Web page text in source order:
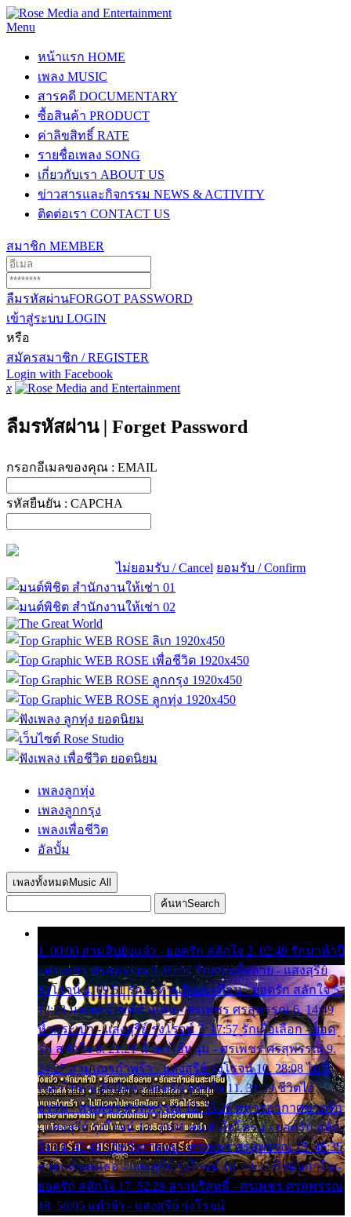
Menu
หน้าแรก HOME
เพลง MUSIC
สารคดี DOCUMENTARY
ซื้อสินค้า PRODUCT
ค่าลิขสิทธิ์ RATE
รายชื่อเพลง SONG
เกี่ยวกับเรา ABOUT US
ข่าวสารและกิจกรรม NEWS & ACTIVITY
ติดต่อเรา CONTACT US
สมาชิก MEMBER
ลืมรหัสผ่านFORGOT PASSWORD
เข้าสู่ระบบ LOGIN
หรือ
สมัครสมาชิก / REGISTER
Login with Facebook
x
ลืมรหัสผ่าน | Forget Password
กรอกอีเมลของคุณ : EMAIL
รหัสยืนยัน : CAPCHA
ไม่ยอมรับ / Cancel ยอมรับ / Confirm
เพลงลูกทุ่ง
เพลงลูกกรุง
เพลงเพื่อชีวิต
อัลบั้ม
เพลงทั้งหมด Music All
ค้นหาSearch
1. 00:00 สามสิบยังแจ๋ว - ยอดรัก สลักใจ 2. 02:49 รักมาห้าปี
- ศรเพชร ศรสุพรรณ 3. 05:57 รักสาวเสื้อลาย - แสงสุรีย์
รุ่งโรจน์ 4. 09:51 รักสะท้านดินสะเทือน - ยอดรัก สลักใจ 5.
12:23 มอเตอร์ไซค์ทำหล่น - ศรเพชร ศรสุพรรณ 6. 14:49
หิ้วกระเป๋า - แสงสุรีย์ รุ่งโรจน์ 7. 17:57 รักเผื่อเลือก - ยอด
รัก สลักใจ 8. 21:21 น้ำตาไอ้หนุ่ม - ศรเพชร ศรสุพรรณ 9.
24:27 สามเณรกำพร้า - แสงสุรีย์ รุ่งโรจน์ 10. 28:08 ไม่มี
เวลาไปหาเมียน้อย - ยอดรัก สลักใจ 11. 31:29 ชีวิตไอ้
ธรรม - ศรเพชร ศรสุพรรณ 12. 35:26 ทหารอากาศขาดรัก
- แสงสุรีย์ รุ่งโรจน์ 13. 39:01 คนหัวใจโทรม - ยอดรัก สลัก
ใจ 14. 42:49 ไอ้หวังตายแน่ - ศรเพชร ศรสุพรรณ 15. 46:35
ธาตุแท้ของเธอ - แสงสุรีย์ รุ่งโรจน์ 16. 49:57 กำนันกำใน -
ยอดรัก สลักใจ 17. 52:29 สาวบริสุทธิ์ - ศรเพชร ศรสุพรรณ
18. 56:05 แต๋วจ๋า - แสงสุรีย์ รุ่งโรจน์